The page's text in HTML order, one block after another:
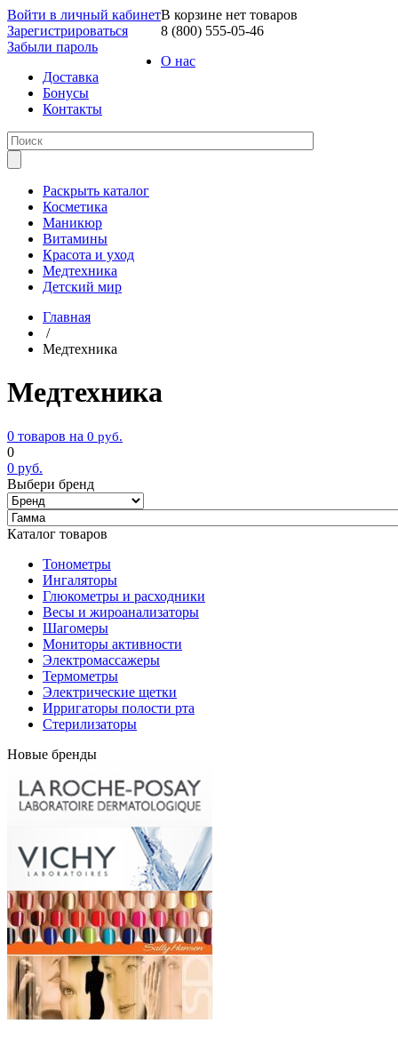
Войти в личный кабинет
Зарегистрироваться
Забыли пароль
В корзине нет товаров
8 (800) 555-05-46
О нас
Доставка
Бонусы
Контакты
Раскрыть каталог
Косметика
Маникюр
Витамины
Красота и уход
Медтехника
Детский мир
Главная
/
Медтехника
Медтехника
0 товаров на 0 руб.
0
0 руб.
Выбери бренд
Каталог товаров
Тонометры
Ингаляторы
Глюкометры и расходники
Весы и жироанализаторы
Шагомеры
Мониторы активности
Электромассажеры
Термометры
Электрические щетки
Ирригаторы полости рта
Стерилизаторы
Новые бренды